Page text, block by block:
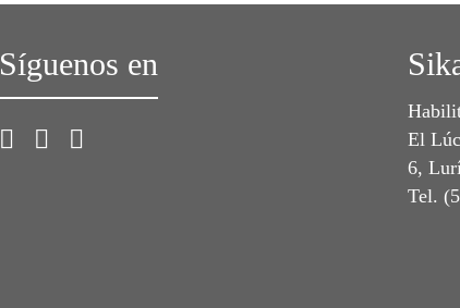
Síguenos en
El
6,
Tel.